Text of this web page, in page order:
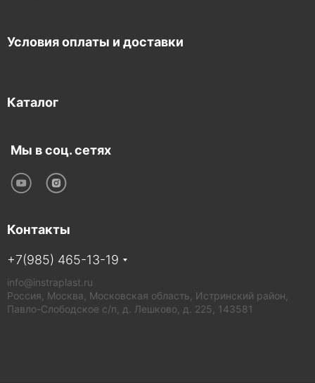
Условия оплаты и доставки
Каталог
Мы в соц. сетях
Контакты
+7(985) 465-13-19
info@instraplast.ru
Россия, Москва, Московская область, Истринский район,
Павло-Слободское с/п, д. Лешково, д. 225, 143581